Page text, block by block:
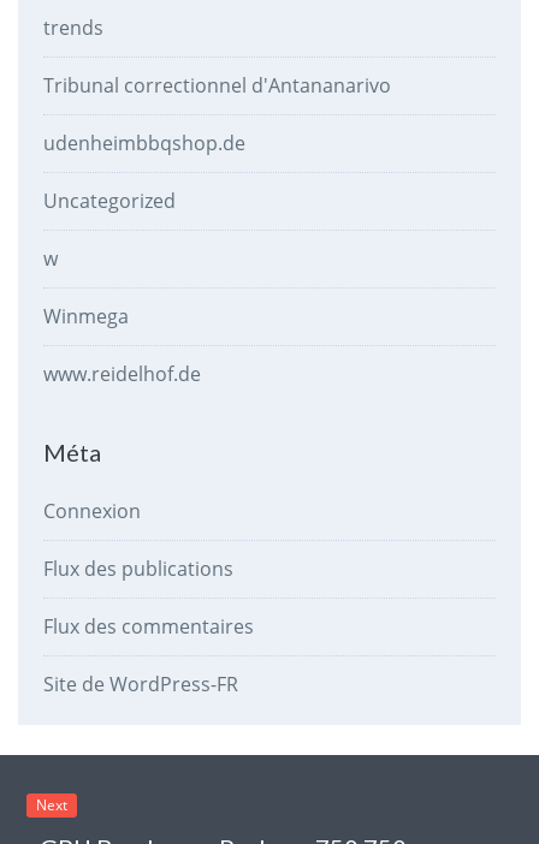
trends
Tribunal correctionnel d'Antananarivo
udenheimbbqshop.de
Uncategorized
w
Winmega
www.reidelhof.de
Méta
Connexion
Flux des publications
Flux des commentaires
Site de WordPress-FR
Next